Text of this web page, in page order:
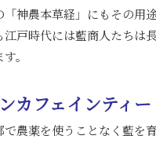
神農本草経」にもその用
戸時代には藍商人たちは
。
カフェインティー
農薬を使うことなく藍を